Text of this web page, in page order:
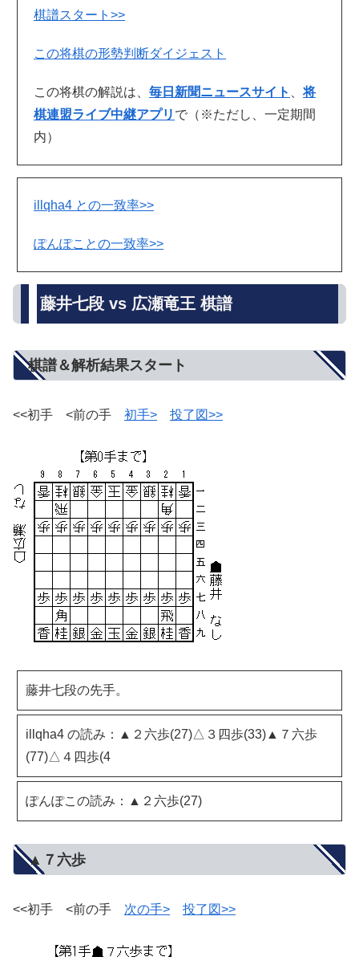
棋譜スタート>>
この将棋の形勢判断ダイジェスト
この将棋の解説は、 毎日新聞ニュースサイト 、将
棋連盟ライブ中継アプリ で（※ただし、一定期間
内）
illqha4 との一致率>>
ぽんぽことの一致率>>
藤井七段 vs 広瀬竜王 棋譜
棋譜＆解析結果スタート
<<初手 <前の手 初手> 投了図>>
藤井七段の先手。
illqha4 の読み：▲２六歩(27)△３四歩(33)▲７六歩
(77)△４四歩(4
ぽんぽこの読み：▲２六歩(27)
▲７六歩
<<初手 <前の手 次の手> 投了図>>